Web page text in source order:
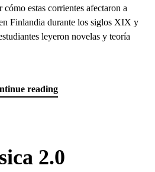
estas corrientes afectaron a
Finlandia durante los siglos XIX y
leyeron novelas y teoría
reading
2.0